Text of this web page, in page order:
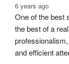
6 years ago
One of the best
the best of a
and efficient